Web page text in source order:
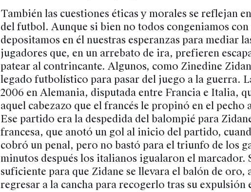
También las cuestiones éticas y morales se reflejan
del futbol. Aunque si bien no todos congeniamos
depositamos en él nuestras esperanzas para mediar
jugadores que, en un arrebato de ira, prefieren
patear al contrincante. Algunos, como Zinedine
legado futbolístico para pasar del juego a la guerra.
2006 en Alemania, disputada entre Francia e Italia,
aquel cabezazo que el francés le propinó en el
Ese partido era la despedida del balompié para
francesa, que anotó un gol al inicio del partido,
cobró un penal, pero no bastó para el triunfo de los
minutos después los italianos igualaron el marcador.
suficiente para que Zidane se llevara el balón de oro,
regresar a la cancha para recogerlo tras su expulsión